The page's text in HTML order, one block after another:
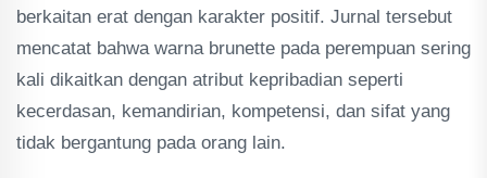
berkaitan erat dengan karakter positif. Jurnal tersebut
mencatat bahwa warna brunette pada perempuan sering
kali dikaitkan dengan atribut kepribadian seperti
kecerdasan, kemandirian, kompetensi, dan sifat yang
tidak bergantung pada orang lain.